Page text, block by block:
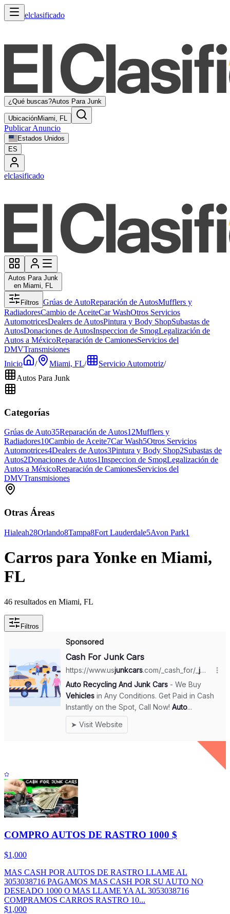
elclasificado
¿Qué buscas?Autos Para Junk
UbicaciónMiami, FL
Publicar Anuncio
Estados Unidos
ES
elclasificado
Autos Para Junk
en Miami, FL
Filtros Grúas de AutoReparación de AutosMufflers y
RadiadoresCambio de AceiteCar WashOtros Servicios
AutomotricesDealers de AutosPintura y Body ShopSubastas de
AutosDonaciones de AutosInspeccion de SmogLegalización de
Autos a MéxicoReparación de CamionesServicios del
DMVTransmisiones
Inicio
/ Miami, FL/ Servicio Automotriz/
Autos Para Junk
Categorías
Grúas de Auto35Reparación de Autos12Mufflers y
Radiadores10Cambio de Aceite7Car Wash5Otros Servicios
Automotrices4Dealers de Autos3Pintura y Body Shop2Subastas de
Autos2Donaciones de Autos1Inspeccion de SmogLegalización de
Autos a MéxicoReparación de CamionesServicios del
DMVTransmisiones
Otras Áreas
Hialeah28Orlando8Tampa8Fort Lauderdale5Avon Park1
Carros para Yonke en Miami,
FL
46 resultados en Miami, FL
Filtros
COMPRO AUTOS DE RASTRO 1000 $
$1,000
MAS CASH POR AUTOS DE RASTRO LLAME AL
3053038716 PAGAMOS MAS CASH POR SU AUTO NO
DESEADO 1000 O MAS LLAME YA AL 3053038716
COMPRAMOS CARROS RASTRO 10...
$1,000